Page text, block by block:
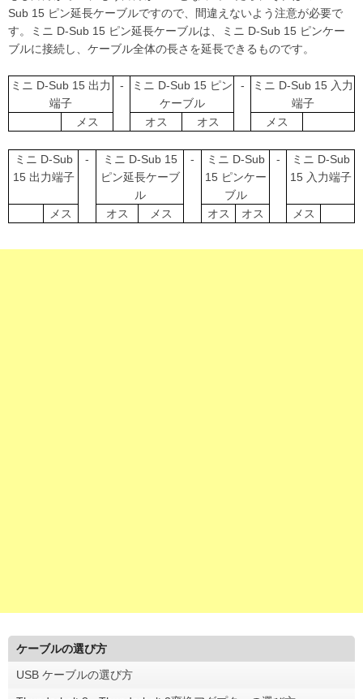
Sub 15 ピン延長ケーブルですので、間違えないよう注意が必要で
す。ミニ D-Sub 15 ピン延長ケーブルは、ミニ D-Sub 15 ピンケー
ブルに接続し、ケーブル全体の長さを延長できるものです。
ミニ D-Sub 15 出力
端子
-
ミニ D-Sub 15 ピン
ケーブル
-
ミニ D-Sub 15 入力
端子
メス
オス オス メス
ミニ D-Sub
15 出力端子
-
ミニ D-Sub 15
ピン延長ケーブ
ル
-
ミニ D-Sub
15 ピンケー
ブル
-
ミニ D-Sub
15 入力端子
メス オス メス オス オス メス
ケーブルの選び方
USB ケーブルの選び方